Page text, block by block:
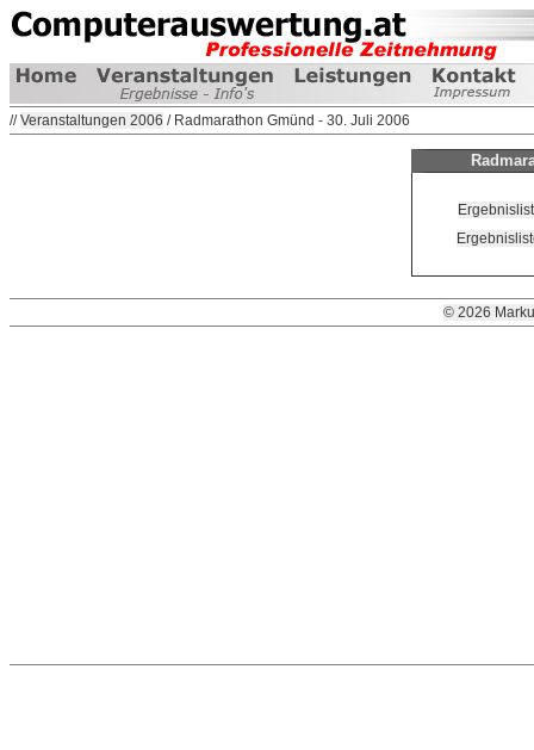
//Veranstaltungen 2006 / Radmarathon Gmünd - 30. Juli 2006
© 2026